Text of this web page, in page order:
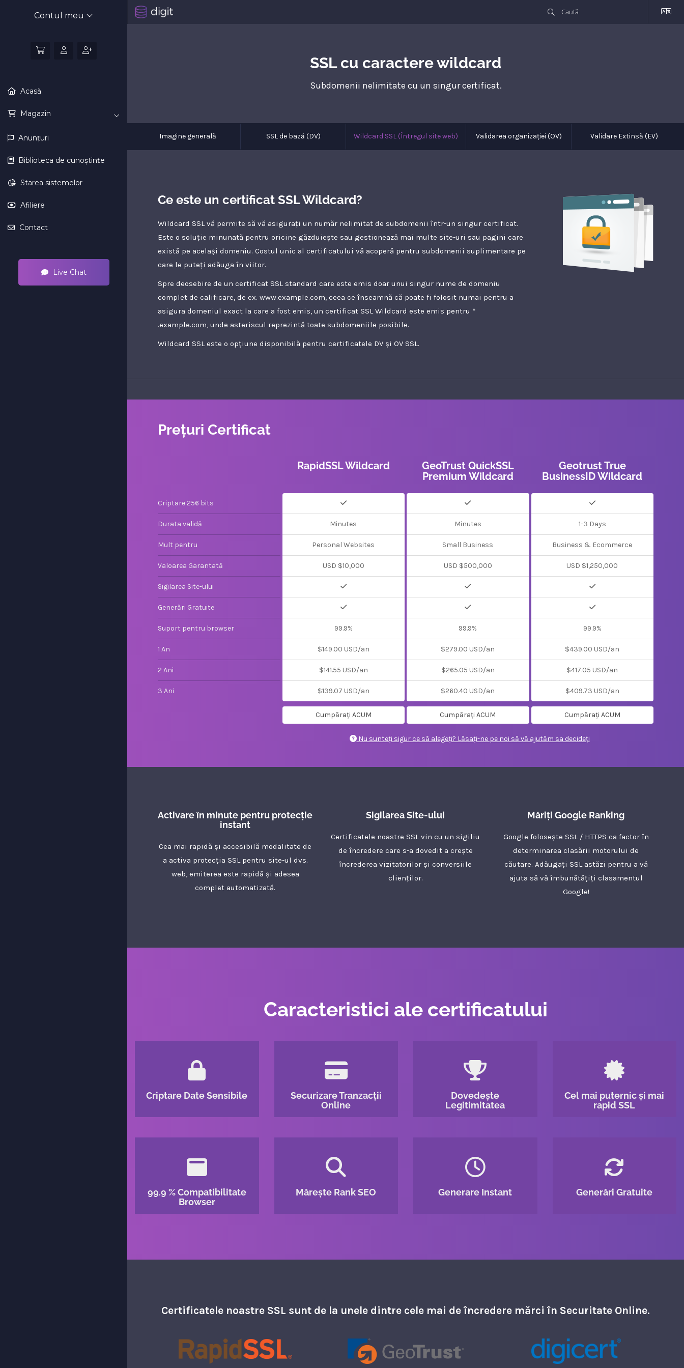
Contul meu
Acasă
Magazin
Anunțuri
Biblioteca de cunoștințe
Starea sistemelor
Afiliere
Contact
Live Chat
SSL cu caractere wildcard
Subdomenii nelimitate cu un singur certificat.
Imagine generală SSL de bază (DV) Wildcard SSL (Întregul site web) Validarea organizației (OV) Validare Extinsă (EV)
Ce este un certificat SSL Wildcard?
Wildcard SSL vă permite să vă asigurați un număr nelimitat de subdomenii într-un singur certificat.
Este o soluție minunată pentru oricine găzduiește sau gestionează mai multe site-uri sau pagini care
există pe același domeniu. Costul unic al certificatului vă acoperă pentru subdomenii suplimentare pe
care le puteți adăuga în viitor.
Spre deosebire de un certificat SSL standard care este emis doar unui singur nume de domeniu
complet de calificare, de ex. www.example.com, ceea ce înseamnă că poate fi folosit numai pentru a
asigura domeniul exact la care a fost emis, un certificat SSL Wildcard este emis pentru *
.example.com, unde asteriscul reprezintă toate subdomeniile posibile.
Wildcard SSL este o opțiune disponibilă pentru certificatele DV și OV SSL.
Prețuri Certificat
Criptare 256 bits
Durata validă
Mult pentru
Valoarea Garantată
Sigilarea Site-ului
Generări Gratuite
Suport pentru browser
1 An
2 Ani
3 Ani
RapidSSL Wildcard
Minutes
Personal Websites
USD $10,000
99.9%
$149.00 USD/an
$141.55 USD/an
$139.07 USD/an
Cumpărați ACUM
GeoTrust QuickSSL
Premium Wildcard
Minutes
Small Business
USD $500,000
99.9%
$279.00 USD/an
$265.05 USD/an
$260.40 USD/an
Cumpărați ACUM
Geotrust True
BusinessID Wildcard
1-3 Days
Business & Ecommerce
USD $1,250,000
99.9%
$439.00 USD/an
$417.05 USD/an
$409.73 USD/an
Cumpărați ACUM
Nu sunteți sigur ce să alegeți? Lăsați-ne pe noi să vă ajutăm sa decideți
Activare în minute pentru protecție
instant
Cea mai rapidă și accesibilă modalitate de
a activa protecția SSL pentru site-ul dvs.
web, emiterea este rapidă și adesea
complet automatizată.
Sigilarea Site-ului
Certificatele noastre SSL vin cu un sigiliu
de încredere care s-a dovedit a crește
încrederea vizitatorilor și conversiile
clienților.
Măriți Google Ranking
Google folosește SSL / HTTPS ca factor în
determinarea clasării motorului de
căutare. Adăugați SSL astăzi pentru a vă
ajuta să vă îmbunătățiți clasamentul
Google!
Caracteristici ale certificatului
Criptare Date Sensibile
Securizare Tranzacții
Online
Dovedește
Legitimitatea
Cel mai puternic și mai
rapid SSL
99.9 % Compatibilitate
Browser
Mărește Rank SEO Generare Instant Generări Gratuite
Certificatele noastre SSL sunt de la unele dintre cele mai de încredere mărci în Securitate Online.